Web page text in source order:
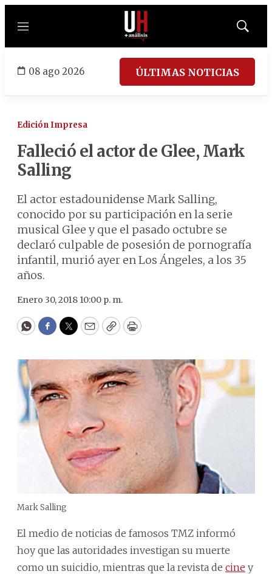
Menú
Mostrar
08 ago 2026 ÚLTIMAS NOTICIAS
Edición Impresa
Falleció el actor de Glee, Mark
Salling
El actor estadounidense Mark Salling,
conocido por su participación en la serie
musical Glee y que el pasado octubre se
declaró culpable de posesión de pornografía
infantil, murió ayer en Los Ángeles, a los 35
años.
Enero 30, 2018 10:00 p. m.
WhatsApp
Facebook
Twitter
EmailCopyPrint
Mark Salling
El medio de noticias de famosos TMZ informó
hoy que las autoridades investigan su muerte
como un suicidio, mientras que la revista de cine y